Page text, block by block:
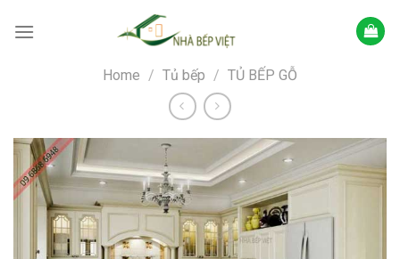
Home / Tủ bếp / TỦ BẾP GỖ